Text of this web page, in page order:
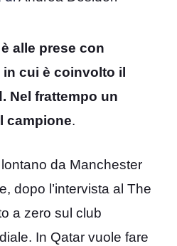
alle prese con
in cui è coinvolto il
Nel frattempo un
campione.
lontano da Manchester
dopo l’intervista al The
a zero sul club
In Qatar vuole fare